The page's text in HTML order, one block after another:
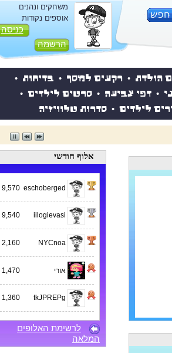
משחקים ונהנים
אוספים נקודות
כניסה
הרשמה
הולדת • רקעים למסך • בדיחות •
• דפי צביעה • סרטים לילדים •
לילדים • סדרות טלוויזיה
אלוף חודשי
9,570
9,540
2,160
אורי 1,470
1,360
לרשימת האלופים
המלאה